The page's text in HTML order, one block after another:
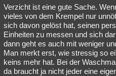
Verzicht ist eine gute Sache.
vieles von dem Krempel nur
sich davon gelöst hat, seinen
Einheiten zu messen und sich
dann geht es auch mit weniger
Man merkt erst, wie stressig so
keins mehr hat. Bei der
da braucht ja nicht jeder eine